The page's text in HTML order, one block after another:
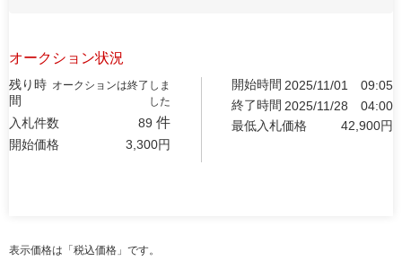
オークション状況
残り時
間
オークションは終了しま
した
入札件数 89 件
開始価格 3,300円
開始時間 2025/11/01
09:05
終了時間 2025/11/28
04:00
最低入札価格
42,900円
表示価格は「税込価格」です。